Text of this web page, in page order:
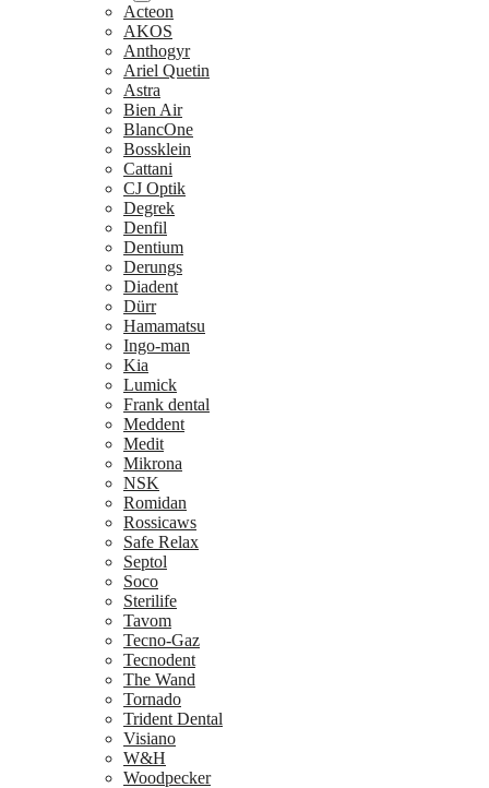
Acteon
AKOS
Anthogyr
Ariel Quetin
Astra
Bien Air
BlancOne
Bossklein
Cattani
CJ Optik
Degrek
Denfil
Dentium
Derungs
Diadent
Dürr
Hamamatsu
Ingo-man
Kia
Lumick
Frank dental
Meddent
Medit
Mikrona
NSK
Romidan
Rossicaws
Safe Relax
Septol
Soco
Sterilife
Tavom
Tecno-Gaz
Tecnodent
The Wand
Tornado
Trident Dental
Visiano
W&H
Woodpecker